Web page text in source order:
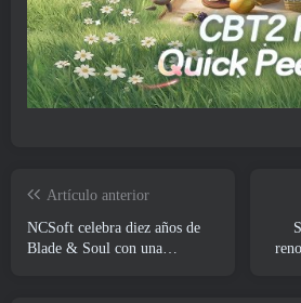
Artículo anterior
NCSoft celebra diez años de
Blade & Soul con una